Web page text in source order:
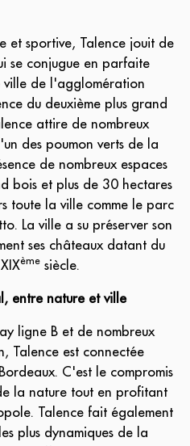
et sportive, Talence jouit de
se conjugue en parfaite
ville de l'agglomération
du deuxième plus grand
attire de nombreux
des poumon verts de la
de nombreux espaces
bois et plus de 30 hectares
toute la ville comme le parc
La ville a su préserver son
ses châteaux datant du
èmesiècle.
entre nature et ville
ligne B et de nombreux
Talence est connectée
C'est le compromis
la nature tout en profitant
Talence fait également
plus dynamiques de la